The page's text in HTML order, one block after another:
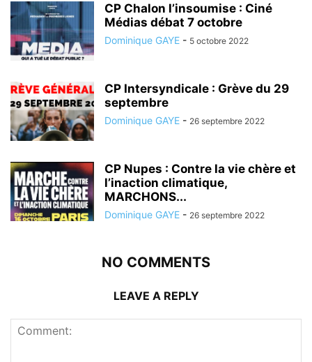
CP Chalon l’insoumise : Ciné
Médias débat 7 octobre
Dominique GAYE - 5 octobre 2022
CP Intersyndicale : Grève du 29
septembre
Dominique GAYE - 26 septembre 2022
CP Nupes : Contre la vie chère et
l’inaction climatique,
MARCHONS...
Dominique GAYE - 26 septembre 2022
NO COMMENTS
LEAVE A REPLY